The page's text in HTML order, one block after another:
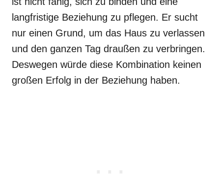
langfristige Beziehung zu pflegen. Er sucht
nur einen Grund, um das Haus zu verlassen
und den ganzen Tag draußen zu verbringen.
Deswegen würde diese Kombination keinen
großen Erfolg in der Beziehung haben.